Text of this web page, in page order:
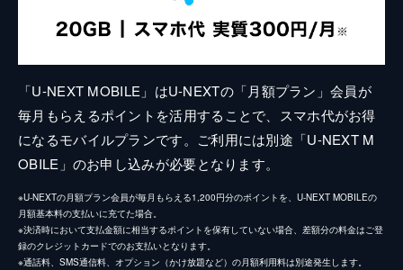
「U-NEXT MOBILE」はU-NEXTの「月額プラン」会員が
毎月もらえるポイントを活用することで、スマホ代がお得
になるモバイルプランです。ご利用には別途「U-NEXT M
OBILE」のお申し込みが必要となります。
※U-NEXTの月額プラン会員が毎月もらえる1,200円分のポイントを、U-NEXT MOBILEの
月額基本料の支払いに充てた場合。
※決済時において支払金額に相当するポイントを保有していない場合、差額分の料金はご登
録のクレジットカードでのお支払いとなります。
※通話料、SMS通信料、オプション（かけ放題など）の月額利用料は別途発生します。